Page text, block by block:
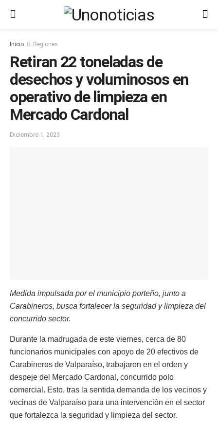
Inicio Regiones
Retiran 22 toneladas de
desechos y voluminosos en
operativo de limpieza en
Mercado Cardonal
Diciembre 1, 2023
Medida impulsada por el municipio porteño, junto a
Carabineros, busca fortalecer la seguridad y limpieza del
concurrido sector.
Durante la madrugada de este viernes, cerca de 80
funcionarios municipales con apoyo de 20 efectivos de
Carabineros de Valparaíso, trabajaron en el orden y
despeje del Mercado Cardonal, concurrido polo
comercial. Esto, tras la sentida demanda de los vecinos y
vecinas de Valparaíso para una intervención en el sector
que fortalezca la seguridad y limpieza del sector.